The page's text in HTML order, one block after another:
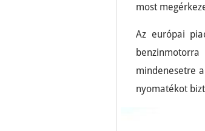
most
Az európai
mindenesetre
nyomatékot